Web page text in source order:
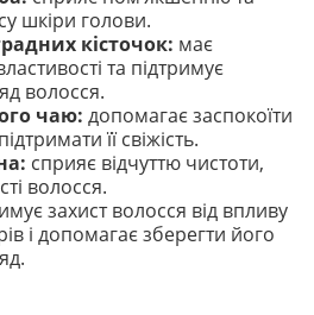
шкіри голови.
кісточок: має
та підтримує
волосся.
чаю: допомагає заспокоїти
її свіжість.
сприяє відчуттю чистоти,
волосся.
захист волосся від впливу
і допомагає зберегти його